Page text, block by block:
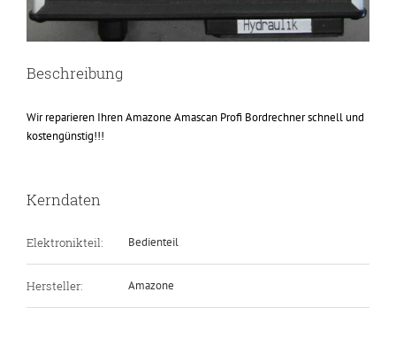
Beschreibung
Wir reparieren Ihren Amazone Amascan Profi Bordrechner schnell und
kostengünstig!!!
Kerndaten
Elektronikteil: Bedienteil
Hersteller: Amazone